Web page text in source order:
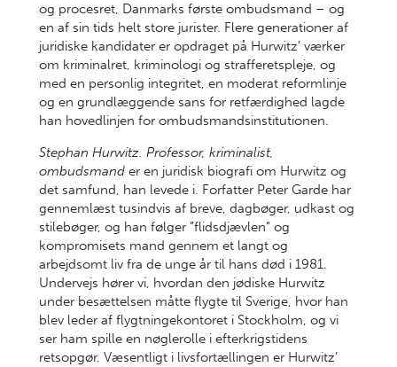
og procesret, Danmarks første ombudsmand – og
en af sin tids helt store jurister. Flere generationer af
juridiske kandidater er opdraget på Hurwitz’ værker
om kriminalret, kriminologi og strafferetspleje, og
med en personlig integritet, en moderat reformlinje
og en grundlæggende sans for retfærdighed lagde
han hovedlinjen for ombudsmandsinstitutionen.
Stephan Hurwitz. Professor, kriminalist,
ombudsmand er en juridisk biografi om Hurwitz og
det samfund, han levede i. Forfatter Peter Garde har
gennemlæst tusindvis af breve, dagbøger, udkast og
stilebøger, og han følger ”flidsdjævlen” og
kompromisets mand gennem et langt og
arbejdsomt liv fra de unge år til hans død i 1981.
Undervejs hører vi, hvordan den jødiske Hurwitz
under besættelsen måtte flygte til Sverige, hvor han
blev leder af flygtningekontoret i Stockholm, og vi
ser ham spille en nøglerolle i efterkrigstidens
retsopgør. Væsentligt i livsfortællingen er Hurwitz’